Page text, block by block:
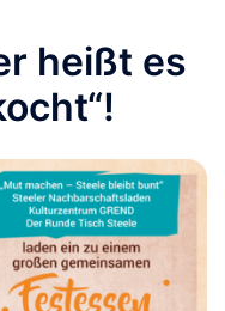
heißt es